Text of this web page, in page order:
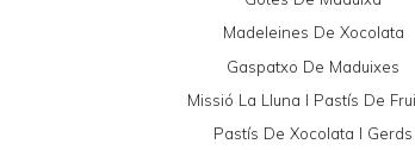
Madeleines De Xocolata
Gaspatxo De Maduixes
Missió La Lluna I Pastís De
Pastís De Xocolata I Gerds